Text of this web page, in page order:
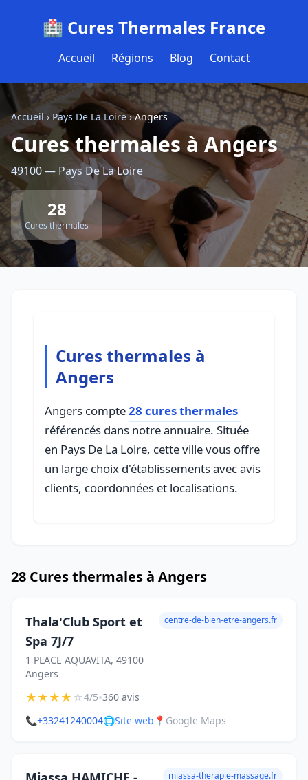
🏥 Cures Thermales France
Accueil Régions Blog Contact
Accueil› Pays De La Loire›Angers
Cures thermales à Angers
49100 — Pays De La Loire
28
Cures thermales
Cures thermales à
Angers
Angers compte28 cures thermales
référencés dans notre annuaire. Située
en Pays De La Loire, cette ville vous offre
un large choix d'établissements avec avis
clients, coordonnées et localisations.
28 Cures thermales à Angers
Thala'Club Sport et
Spa 7J/7
1 PLACE AQUAVITA, 49100
Angers
centre-de-bien-etre-angers.fr
★★★★☆4/5•360 avis
📞+33241240004🌐Site web 📍 Google Maps
miassa-therapie-massage.fr